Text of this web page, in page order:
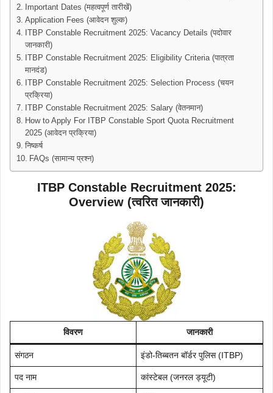
Important Dates (महत्वपूर्ण तारीखें)
Application Fees (आवेदन शुल्क)
ITBP Constable Recruitment 2025: Vacancy Details (पदोवार
जानकारी)
ITBP Constable Recruitment 2025: Eligibility Criteria (पात्रता
मानदंड)
ITBP Constable Recruitment 2025: Selection Process (चयन
प्रक्रिया)
ITBP Constable Recruitment 2025: Salary (वेतनमान)
How to Apply For ITBP Constable Sport Quota Recruitment
2025 (आवेदन प्रक्रिया)
निष्कर्ष
FAQs (सामान्य प्रश्न)
ITBP Constable Recruitment 2025:
Overview (त्वरित जानकारी)
विवरण जानकारी
संगठन इंडो-तिब्बतन बॉर्डर पुलिस (ITBP)
पद नाम कांस्टेबल (जनरल ड्यूटी)